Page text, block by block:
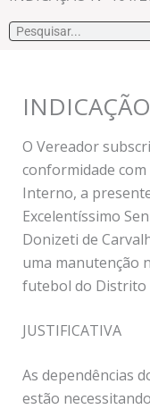
Pesquisar
O Vereador
conformidade
Interno, a
Excelentíssimo
Donizeti de
uma manutenção
futebol do Distrito
JUSTIFICATIVA
As dependências
estão